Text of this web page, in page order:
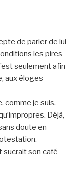
de parler de lui
les pires
seulement afin
aux éloges
comme je suis,
Déjà,
doute en
sucrait son café